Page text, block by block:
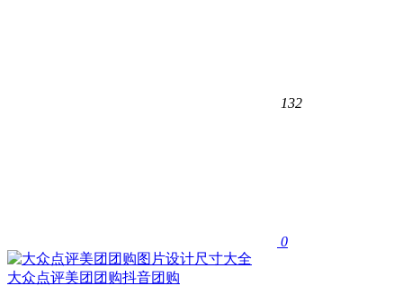
132
0
大众点评美团团购抖音团购